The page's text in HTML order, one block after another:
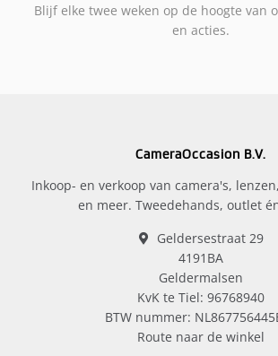
Blijf elke twee weken op de hoogte van
en acties.
CameraOccasion B.V.
Inkoop- en verkoop van camera's,
en meer. Tweedehands, outlet
Geldersestraat 29
4191BA
Geldermalsen
KvK te Tiel: 96768940
BTW nummer:
Route naar de winkel